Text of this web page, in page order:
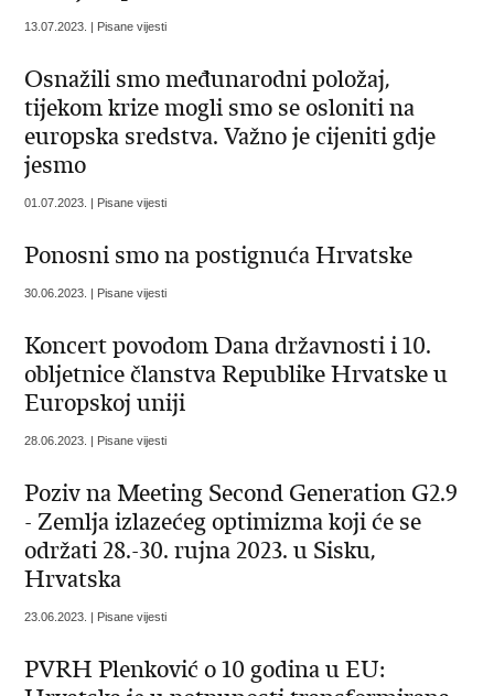
13.07.2023. | Pisane vijesti
Osnažili smo međunarodni položaj,
tijekom krize mogli smo se osloniti na
europska sredstva. Važno je cijeniti gdje
jesmo
01.07.2023. | Pisane vijesti
Ponosni smo na postignuća Hrvatske
30.06.2023. | Pisane vijesti
Koncert povodom Dana državnosti i 10.
obljetnice članstva Republike Hrvatske u
Europskoj uniji
28.06.2023. | Pisane vijesti
Poziv na Meeting Second Generation G2.9
- Zemlja izlazećeg optimizma koji će se
održati 28.-30. rujna 2023. u Sisku,
Hrvatska
23.06.2023. | Pisane vijesti
PVRH Plenković o 10 godina u EU: